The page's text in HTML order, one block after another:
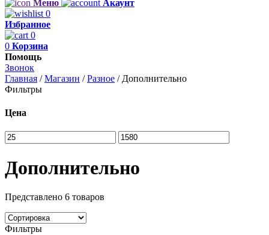
Меню
Акаунт
0
Избранное
0
0 Корзина
Помощь
Звонок
Главная /Магазин /Разное / Дополнительно
Фильтры
Цена
Дополнительно
Представлено 6 товаров
Фильтры